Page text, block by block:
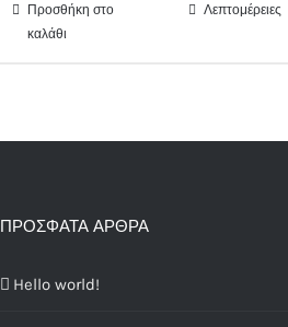
Προσθήκη στο
καλάθι
Λεπτομέρειες
ΠΡΌΣΦΑΤΑ ΆΡΘΡΑ
Hello world!